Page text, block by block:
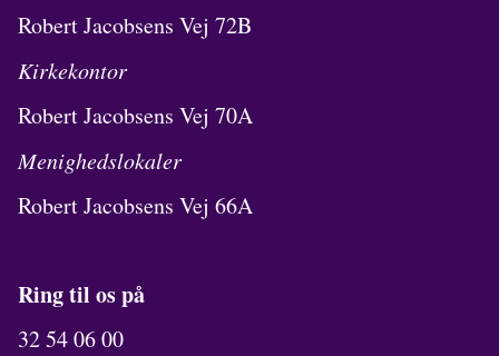
Robert Jacobsens Vej 72B
Kirkekontor
Robert Jacobsens Vej 70A
Menighedslokaler
Robert Jacobsens Vej 66A
Ring til os på
32 54 06 00